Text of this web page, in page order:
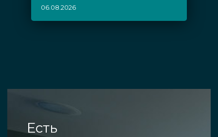
06.08.2026
Есть